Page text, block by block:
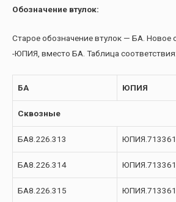
Обозначение втулок:
Старое обозначение втулок — БА. Новое
-ЮПИЯ, вместо БА. Таблица соответствия:
БА ЮПИЯ
Сквозные
БА8.226.313
БА8.226.314
БА8.226.315